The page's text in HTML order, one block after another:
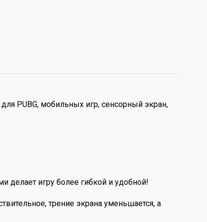
PUBG, мобильных игр, сенсорный экран,
делает игру более гибкой и удобной!
трение экрана уменьшается, а